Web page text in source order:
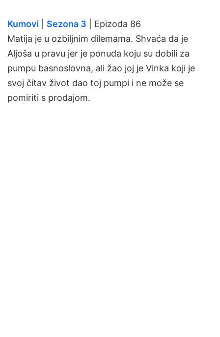
Kumovi Sezona 3 | Epizoda 86
Matija je u ozbiljnim dilemama. Shvaća da je
Aljoša u pravu jer je ponuda koju su dobili za
pumpu basnoslovna, ali žao joj je Vinka koji je
svoj čitav život dao toj pumpi i ne može se
pomiriti s prodajom.